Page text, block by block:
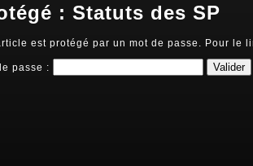
: Statuts des SP
est protégé par un mot de passe. Pour le
passe :